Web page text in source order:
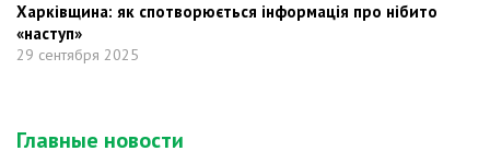
Харківщина: як спотворюється інформація про нібито
«наступ»
29 сентября 2025
Главные новости